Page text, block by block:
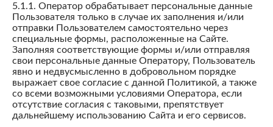
5.1.1. Оператор обрабатывает персональные данные
Пользователя только в случае их заполнения и/или
отправки Пользователем самостоятельно через
специальные формы, расположенные на Сайте.
Заполняя соответствующие формы и/или отправляя
свои персональные данные Оператору, Пользователь
явно и недвусмысленно в добровольном порядке
выражает свое согласие с данной Политикой, а также
со всеми возможными условиями Оператора, если
отсутствие согласия с таковыми, препятствует
дальнейшему использованию Сайта и его сервисов.